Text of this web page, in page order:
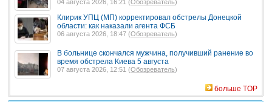
04 августа 2026, 16:21 (Обозреватель)
Клирик УПЦ (МП) корректировал обстрелы Донецкой
области: как наказали агента ФСБ
06 августа 2026, 18:47 (Обозреватель)
В больнице скончался мужчина, получивший ранение во
время обстрела Киева 5 августа
07 августа 2026, 12:51 (Обозреватель)
больше TOP